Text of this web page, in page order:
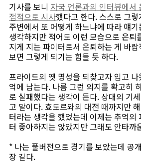
기사를 보니 자국 언론과의 인터뷰에서
접적으로 시사했다고 한다. 스스로 그
주변에서 또 어떻게 하느냐에 따라 얘
생각하지만 적어도 이런 모습으로 은퇴
지게 지는 파이터로서 은퇴하는 게 바
보면 그렇게 되기는 힘들 듯 하다.
프라이드의 옛 명성을 되찾고자 입고
억에 남는다. 나름 그런 의지를 확고히
로 실패했다는 생각이 든다. 상대의 기
고 말이다. 효도르와의 대전 때까지만
터라는 생각을 했었는데 이제는 추억의
터 좋아하지는 않았지만 그래도 안타까
* 나는 풀버전으로 경기를 보았는데 공
장 길다.